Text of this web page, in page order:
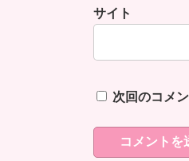
サイト
次回のコメ